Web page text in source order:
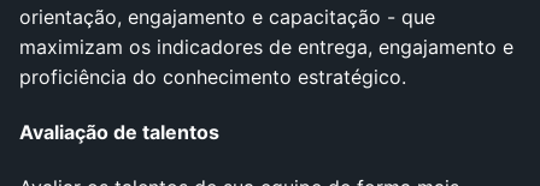
orientação, engajamento e capacitação - que
maximizam os indicadores de entrega, engajamento e
proficiência do conhecimento estratégico.
Avaliação de talentos